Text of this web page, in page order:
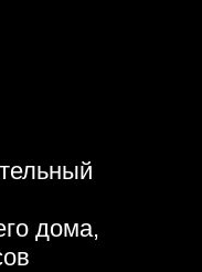
дома,